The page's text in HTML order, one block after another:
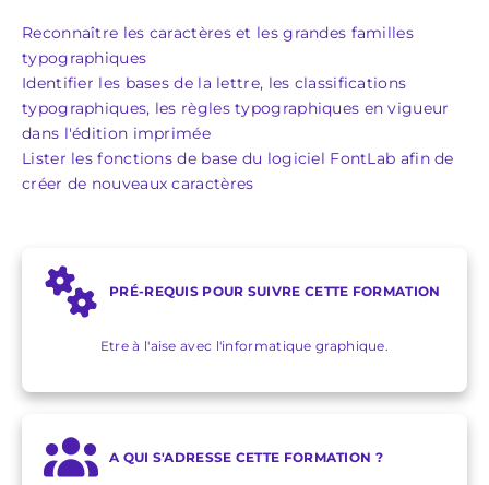
Reconnaître les caractères et les grandes familles
typographiques
Identifier les bases de la lettre, les classifications
typographiques, les règles typographiques en vigueur
dans l'édition imprimée
Lister les fonctions de base du logiciel FontLab afin de
créer de nouveaux caractères
PRÉ-REQUIS POUR SUIVRE CETTE FORMATION
Etre à l'aise avec l'informatique graphique.
A QUI S'ADRESSE CETTE FORMATION ?